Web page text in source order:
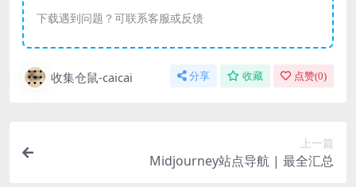
下载遇到问题？可联系客服或反馈
收集仓鼠-caicai 分享 收藏 点赞(0)
上一篇
Midjourney站点导航 | 最全汇总